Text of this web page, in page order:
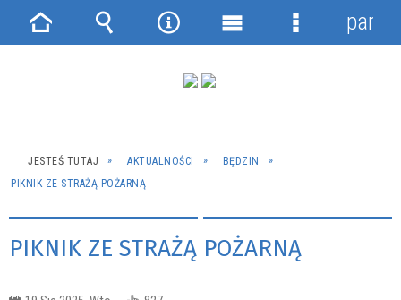
JESTEŚ TUTAJ AKTUALNOŚCI
BĘDZIN
PIKNIK ZE STRAŻĄ POŻARNĄ
PIKNIK ZE STRAŻĄ POŻARNĄ
Strona Wyszukiwarka
NarzędziaMenu
Menu
panel